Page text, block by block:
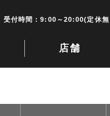
店舗
受付時間：9:00～20:00(定休無